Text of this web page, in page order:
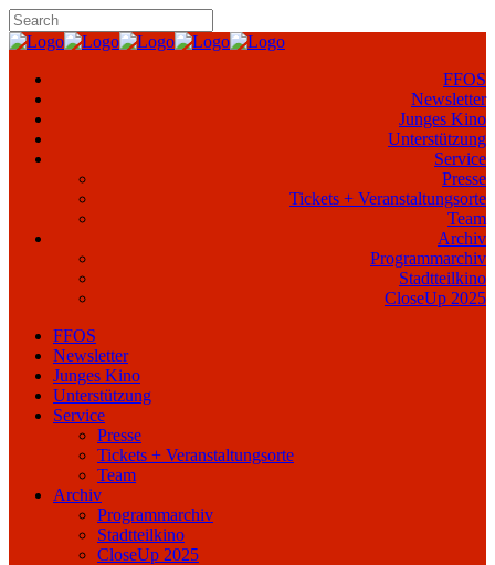
FFOS
Newsletter
Junges Kino
Unterstützung
Service
Presse
Tickets + Veranstaltungsorte
Team
Archiv
Programmarchiv
Stadtteilkino
CloseUp 2025
FFOS
Newsletter
Junges Kino
Unterstützung
Service
Presse
Tickets + Veranstaltungsorte
Team
Archiv
Programmarchiv
Stadtteilkino
CloseUp 2025